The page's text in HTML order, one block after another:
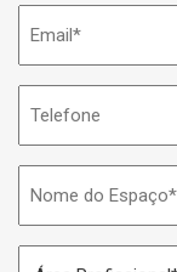
do
Espaço